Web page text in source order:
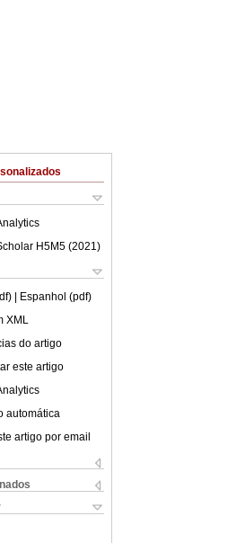
H5M5 (2021 )
| Espanhol (pdf)
XML
do artigo
este artigo
automática
artigo por email